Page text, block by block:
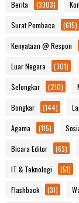
Berita (3303)
Surat Pembaca (615)
Kenyataan @ Respon
Luar Negara (301)
Selongkar (210)
Bongkar (144)
Agama (115)
Bicara Editor (63)
IT & Teknologi (51)
Flashback (31)